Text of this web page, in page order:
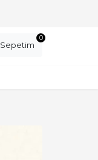
Sepetim
0